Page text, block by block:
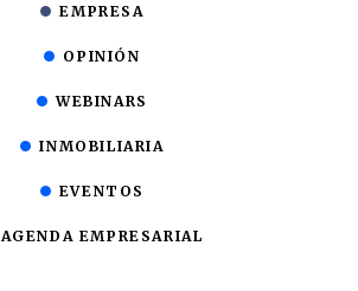
EMPRESA
OPINIÓN
WEBINARS
INMOBILIARIA
EVENTOS
AGENDA EMPRESARIAL